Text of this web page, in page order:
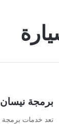
برمجة
تعد خدمات برمجة